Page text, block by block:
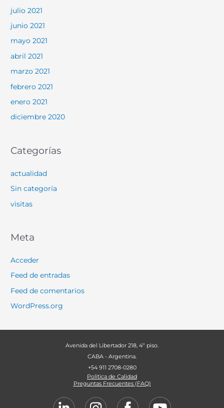
julio 2021
junio 2021
mayo 2021
abril 2021
marzo 2021
febrero 2021
enero 2021
diciembre 2020
Categorías
actualidad
Sin categoría
visitas
Meta
Acceder
Feed de entradas
Feed de comentarios
WordPress.org
Avenida del Libertador 218, 4º piso.
CABA - Argentina.
+54 911 2708-0280
Política de Calidad
Preguntas Frecuentes (FAQ)